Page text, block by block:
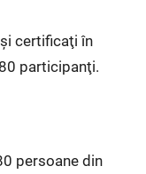
certificaţi în
participanţi.
persoane din